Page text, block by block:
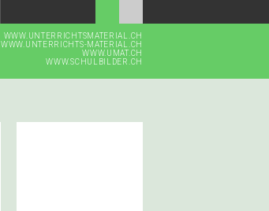
WWW.UNTERRICHTSMATERIAL.CH
WWW.UNTERRICHTS-MATERIAL.CH
WWW.UMAT.CH
WWW.SCHULBILDER.CH